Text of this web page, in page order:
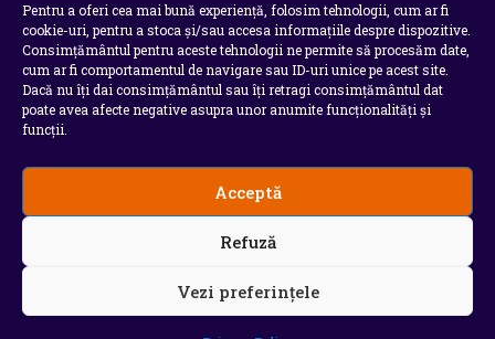
Pentru a oferi cea mai bună experiență, folosim tehnologii, cum ar fi
cookie-uri, pentru a stoca și/sau accesa informațiile despre dispozitive.
Consimțământul pentru aceste tehnologii ne permite să procesăm date,
cum ar fi comportamentul de navigare sau ID-uri unice pe acest site.
Dacă nu îți dai consimțământul sau îți retragi consimțământul dat
poate avea afecte negative asupra unor anumite funcționalități și
funcții.
Acceptă
Refuză
Vezi preferințele
MApN
Ministerul Educației ministerul sanatatii
Nu-ți uita istoria
Oana Filip
Prefectura dambovita Primaria Dragodana
Primaria Lucieni
primaria Răzvad
Primaria Ulmi primăria Târgoviște
PSD Dambovita
psiholog
Serial Situatia Covid 19 Dambovita
Situație Covid-19
Universitatea Valahia
Copyright 2026 - Chindia Media
Utilizatorii pot descarca si tipari continut de pe acest
INTERZISE copierea, reproducerea, recompilarea,
decompilarea, distribuirea, publicarea, afisarea,
modificarea, crearea de produse sau servicii complete